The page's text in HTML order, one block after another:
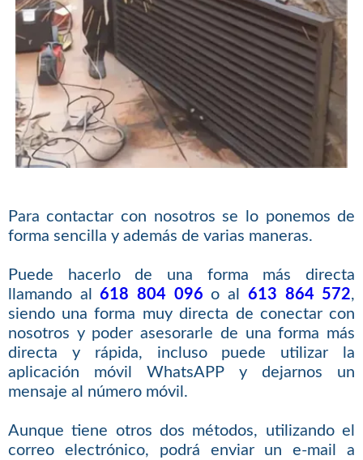
Para contactar con nosotros se lo ponemos de
forma sencilla y además de varias maneras.
Puede hacerlo de una forma más directa
llamando al618 804 096 o al 613 864 572,
siendo una forma muy directa de conectar con
nosotros y poder asesorarle de una forma más
directa y rápida, incluso puede utilizar la
aplicación móvil WhatsAPP y dejarnos un
mensaje al número móvil.
Aunque tiene otros dos métodos, utilizando el
correo electrónico, podrá enviar un e-mail a